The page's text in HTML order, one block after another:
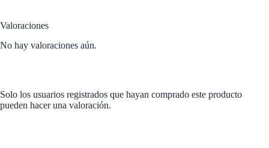
Valoraciones
No hay valoraciones aún.
Solo los usuarios registrados que hayan comprado este producto
pueden hacer una valoración.